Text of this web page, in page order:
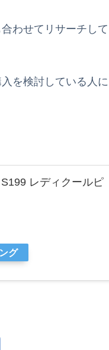
わせてリサーチして
を検討している人に
レディクールピ
グ